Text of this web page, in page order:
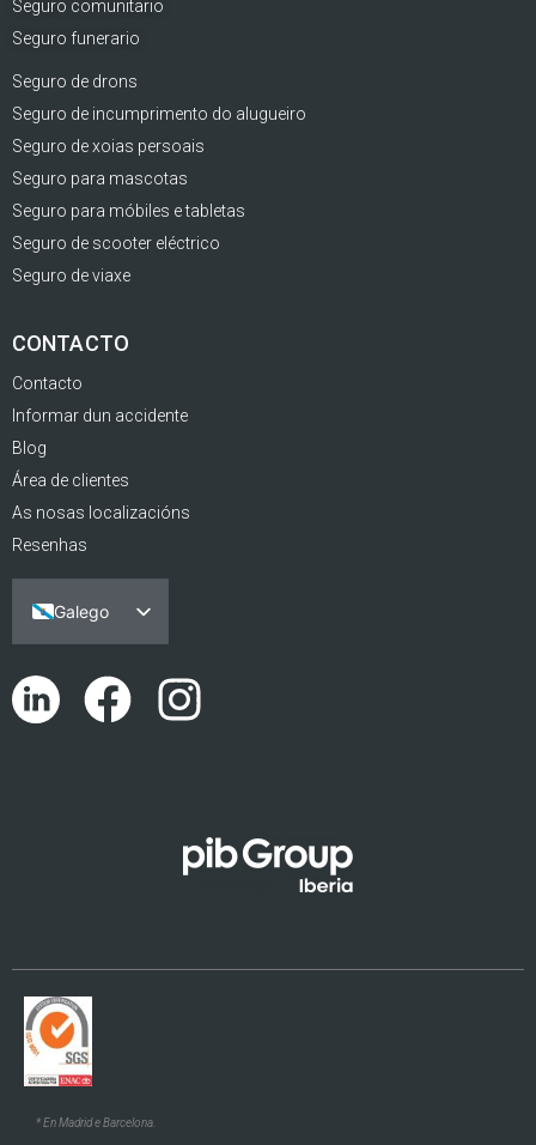
Seguro comunitario
Seguro funerario
Seguro de drons
Seguro de incumprimento do alugueiro
Seguro de xoias persoais
Seguro para mascotas
Seguro para móbiles e tabletas
Seguro de scooter eléctrico
Seguro de viaxe
CONTACTO
Contacto
Informar dun accidente
Blog
Área de clientes
As nosas localizacións
Resenhas
Galego
Español
Português
* En Madrid e Barcelona.